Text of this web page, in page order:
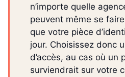
n’importe quelle
peuvent même se
que votre pièce
jour. Choisissez donc
d’accès, au cas où un
surviendrait sur votre